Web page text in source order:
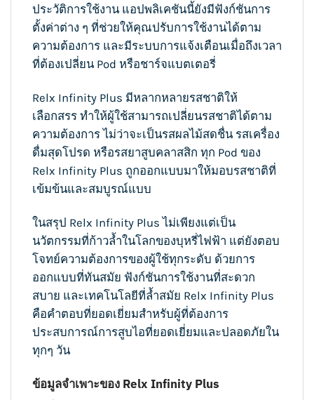
ประวัติการใช้งาน แอปพลิเคชันนี้ยังมีฟังก์ชันการ
ตั้งค่าต่าง ๆ ที่ช่วยให้คุณปรับการใช้งานได้ตาม
ความต้องการ และมีระบบการแจ้งเตือนเมื่อถึงเวลา
ที่ต้องเปลี่ยน Pod หรือชาร์จแบตเตอรี่
Relx Infinity Plus มีหลากหลายรสชาติให้
เลือกสรร ทำให้ผู้ใช้สามารถเปลี่ยนรสชาติได้ตาม
ความต้องการ ไม่ว่าจะเป็นรสผลไม้สดชื่น รสเครื่อง
ดื่มสุดโปรด หรือรสยาสูบคลาสสิก ทุก Pod ของ
Relx Infinity Plus ถูกออกแบบมาให้มอบรสชาติที่
เข้มข้นและสมบูรณ์แบบ
ในสรุป Relx Infinity Plus ไม่เพียงแต่เป็น
นวัตกรรมที่ก้าวล้ำในโลกของบุหรี่ไฟฟ้า แต่ยังตอบ
โจทย์ความต้องการของผู้ใช้ทุกระดับ ด้วยการ
ออกแบบที่ทันสมัย ฟังก์ชันการใช้งานที่สะดวก
สบาย และเทคโนโลยีที่ล้ำสมัย Relx Infinity Plus
คือคำตอบที่ยอดเยี่ยมสำหรับผู้ที่ต้องการ
ประสบการณ์การสูบไอที่ยอดเยี่ยมและปลอดภัยใน
ทุกๆ วัน
ข้อมูลจำเพาะของ Relx Infinity Plus